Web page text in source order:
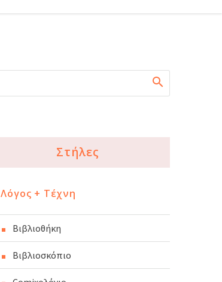
Στήλες
Λόγος + Τέχνη
Βιβλιοθήκη
Βιβλιοσκόπιο